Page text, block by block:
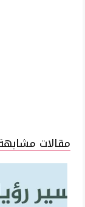
مقالات